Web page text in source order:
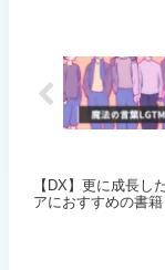
【DX】更に成長し
アにおすすめの書